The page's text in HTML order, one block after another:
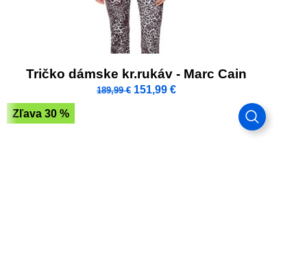
Tričko dámske kr.rukáv - Marc Cain
189,99€ 151,99 €
Zľava 30 %